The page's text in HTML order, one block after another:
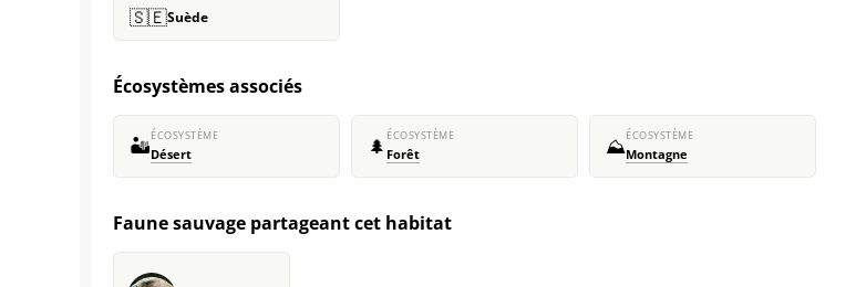
🇸🇪Suède
Écosystèmes associés
🏜️ÉCOSYSTÈME
Désert 🌲 ÉCOSYSTÈME
Forêt ⛰️ÉCOSYSTÈME
Montagne
Faune sauvage partageant cet habitat